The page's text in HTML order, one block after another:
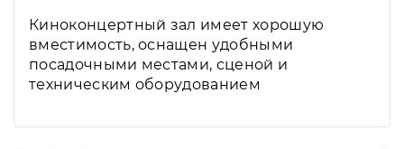
Киноконцертный зал имеет хорошую
вместимость, оснащен удобными
посадочными местами, сценой и
техническим оборудованием